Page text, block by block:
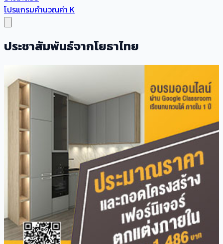
โปรแกรมคำนวณค่า K
ประชาสัมพันธ์จากโยธาไทย